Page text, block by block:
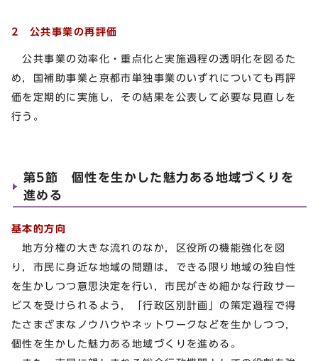
2 公共事業の再評価
公共事業の効率化・重点化と実施過程の透明化を図るた
め，国補助事業と京都市単独事業のいずれについても再評
価を定期的に実施し，その結果を公表して必要な見直しを
行う。
第5節 個性を生かした魅力ある地域づくりを
進める
基本的方向
地方分権の大きな流れのなか，区役所の機能強化を図
り，市民に身近な地域の問題は，できる限り地域の独自性
を生かしつつ意思決定を行い，市民がきめ細かな行政サー
ビスを受けられるよう，「行政区別計画」の策定過程で得
たさまざまなノウハウやネットワークなどを生かしつつ，
個性を生かした魅力ある地域づくりを進める。